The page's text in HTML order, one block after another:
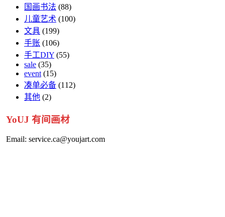
国画书法 (88)
儿童艺术 (100)
文具 (199)
手账 (106)
手工DIY (55)
sale (35)
event (15)
凑单必备 (112)
其他 (2)
YoUJ 有间画材
Email: service.ca@youjart.com